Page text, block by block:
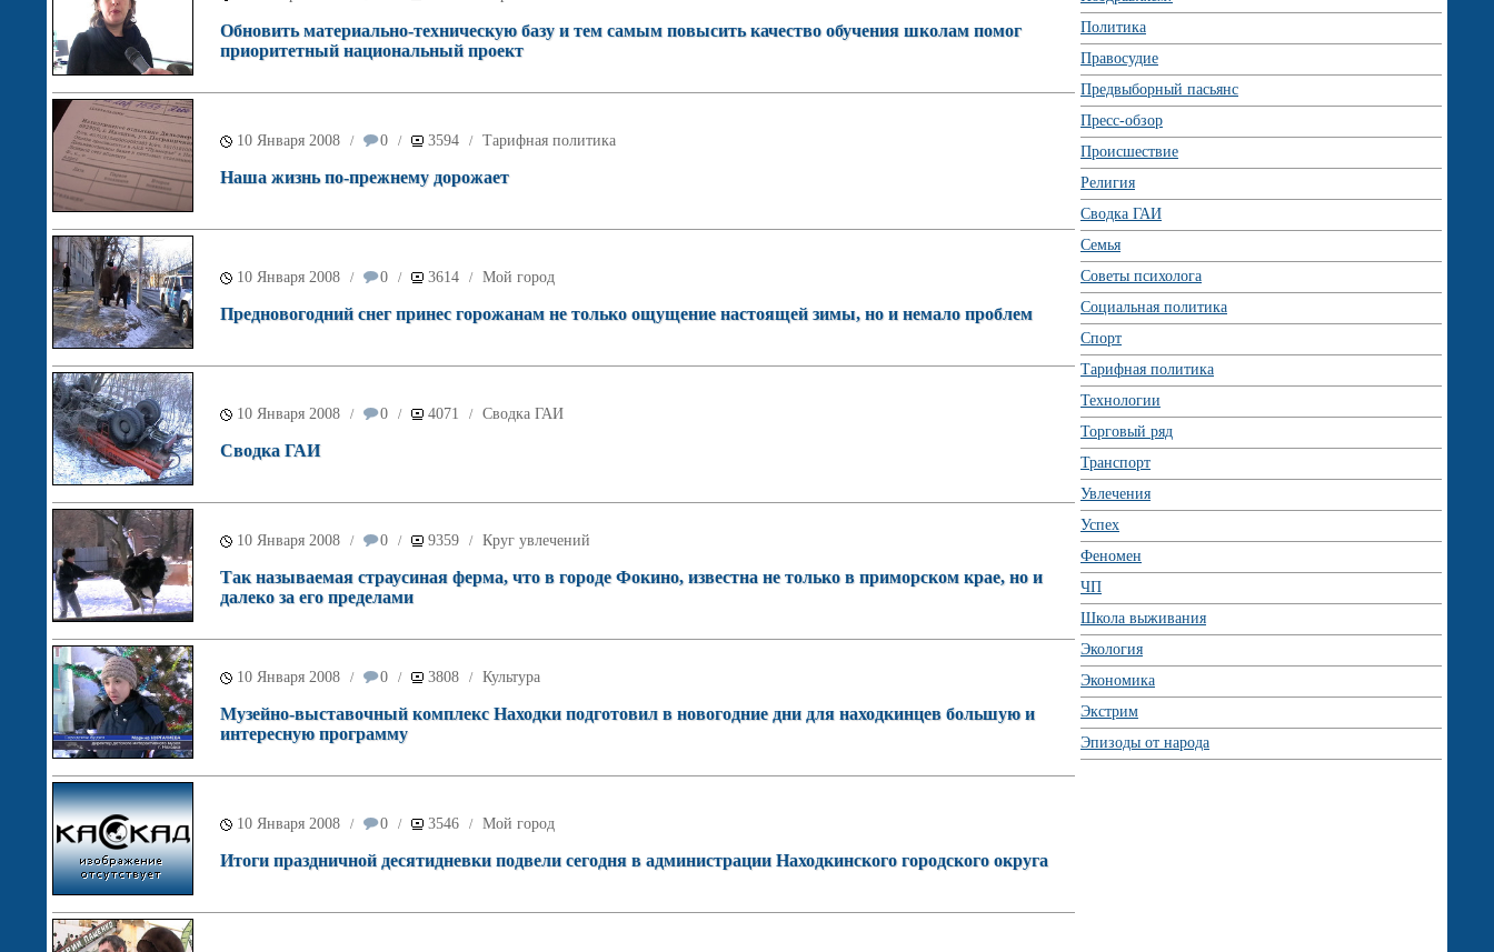
Обновить материально-техническую базу и тем самым повысить качество обучения школам помог
приоритетный национальный проект
10 Января 2008 / 0 / 3594 / Тарифная политика
Наша жизнь по-прежнему дорожает
10 Января 2008 / 0 / 3614 / Мой город
Предновогодний снег принес горожанам не только ощущение настоящей зимы, но и немало проблем
10 Января 2008 / 0 / 4071 / Сводка ГАИ
Сводка ГАИ
10 Января 2008 / 0 / 9359 / Круг увлечений
Так называемая страусиная ферма, что в городе Фокино, известна не только в приморском крае, но и
далеко за его пределами
10 Января 2008 / 0 / 3808 / Культура
Музейно-выставочный комплекс Находки подготовил в новогодние дни для находкинцев большую и
интересную программу
10 Января 2008 / 0 / 3546 / Мой город
Итоги праздничной десятидневки подвели сегодня в администрации Находкинского городского округа
Политика
Правосудие
Предвыборный пасьянс
Пресс-обзор
Происшествие
Религия
Сводка ГАИ
Семья
Советы психолога
Социальная политика
Спорт
Тарифная политика
Технологии
Торговый ряд
Транспорт
Увлечения
Успех
Феномен
ЧП
Школа выживания
Экология
Экономика
Экстрим
Эпизоды от народа